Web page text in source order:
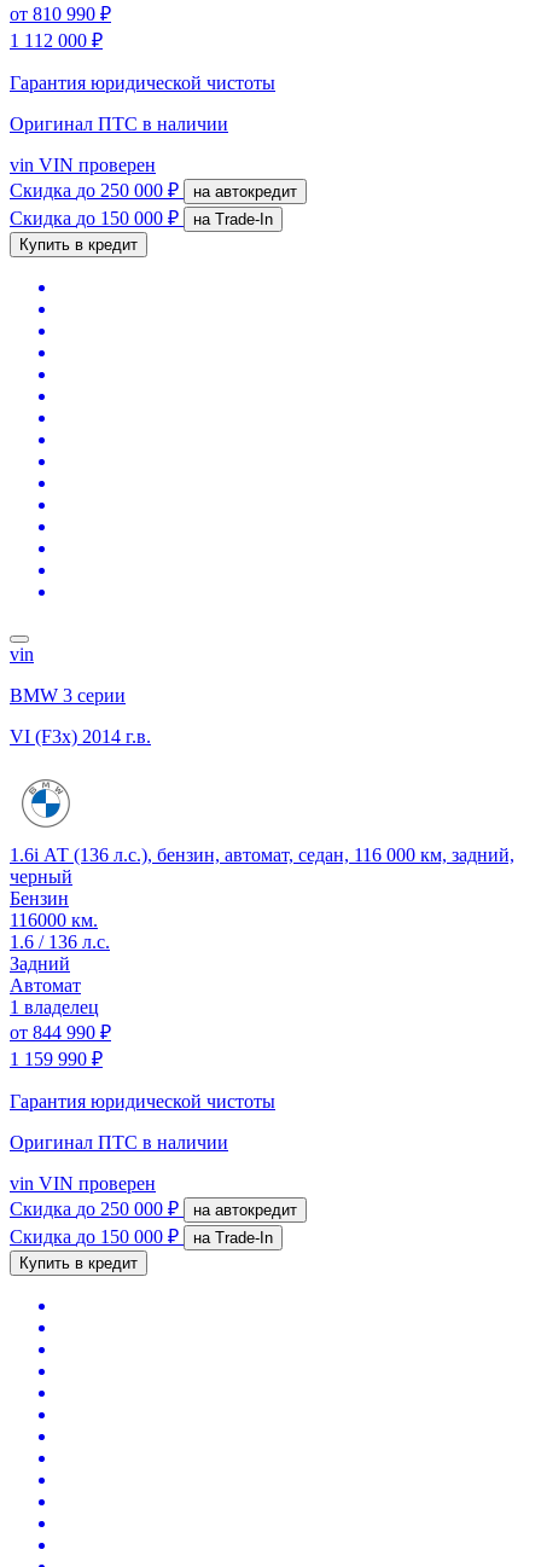
от 810 990 ₽
1 112 000 ₽
Гарантия юридической чистоты
Оригинал ПТС в наличии
vin VIN проверен
Скидка до 250 000 ₽ на автокредит
Скидка до 150 000 ₽
на Trade-In
Купить в кредит
vin
BMW 3 серии
VI (F3x) 2014 г.в.
1.6i АТ (136 л.с.), бензин, автомат, седан, 116 000 км, задний,
черный
Бензин
116000 км.
1.6 / 136 л.с.
Задний
Автомат
1 владелец
от 844 990 ₽
1 159 990 ₽
Гарантия юридической чистоты
Оригинал ПТС в наличии
vin VIN проверен
Скидка до 250 000 ₽ на автокредит
Скидка до 150 000 ₽
на Trade-In
Купить в кредит